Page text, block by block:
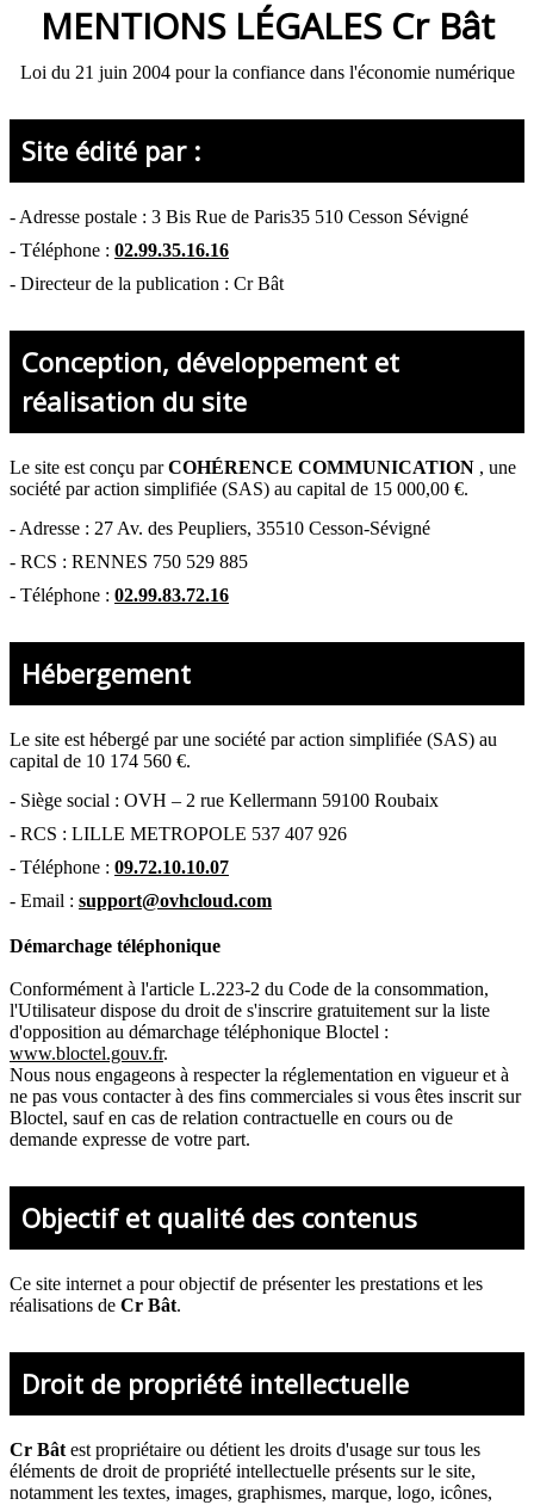
MENTIONS LÉGALES Cr Bât
Loi du 21 juin 2004 pour la confiance dans l'économie numérique
Site édité par :
- Adresse postale : 3 Bis Rue de Paris35 510 Cesson Sévigné
- Téléphone : 02.99.35.16.16
- Directeur de la publication : Cr Bât
Conception, développement et
réalisation du site
Le site est conçu parCOHÉRENCE COMMUNICATION , une
société par action simplifiée (SAS) au capital de 15 000,00 €.
- Adresse : 27 Av. des Peupliers, 35510 Cesson-Sévigné
- RCS : RENNES 750 529 885
- Téléphone : 02.99.83.72.16
Hébergement
Le site est hébergé parune société par action simplifiée (SAS) au
capital de 10 174 560 €.
- Siège social : OVH – 2 rue Kellermann 59100 Roubaix
- RCS : LILLE METROPOLE 537 407 926
- Téléphone : 09.72.10.10.07
- Email : support@ovhcloud.com
Démarchage téléphonique
Conformément à l'article L.223-2 du Code de la consommation,
l'Utilisateur dispose du droit de s'inscrire gratuitement sur la liste
d'opposition au démarchage téléphonique Bloctel :
www.bloctel.gouv.fr.
Nous nous engageons à respecter la réglementation en vigueur et à
ne pas vous contacter à des fins commerciales si vous êtes inscrit sur
Bloctel, sauf en cas de relation contractuelle en cours ou de
demande expresse de votre part.
Objectif et qualité des contenus
Ce site internet a pour objectif de présenter les prestations et les
réalisations de Cr Bât.
Droit de propriété intellectuelle
Cr Bât est propriétaire ou détient les droits d'usage sur tous les
éléments de droit de propriété intellectuelle présents sur le site,
notamment les textes, images, graphismes, marque, logo, icônes,